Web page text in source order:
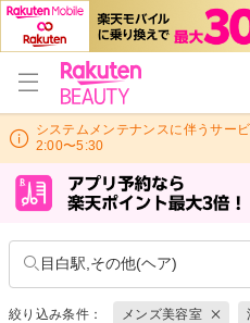
システムメンテナンスに伴うサー
2:00〜5:30
目白駅,その他(ヘア)
絞り込み条件： メンズ美容室